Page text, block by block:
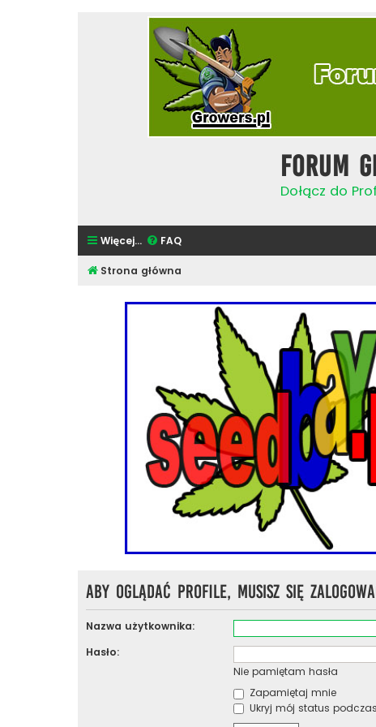
Forum
Dołącz do
Więcej… FAQ
Strona główna
Aby oglądać profile, musisz się
Nazwa użytkownika:
Hasło:
Nie pamiętam hasła
Zapamiętaj mnie
Ukryj mój status